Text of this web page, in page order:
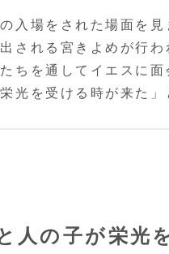
入場をされた場面を見
される宮きよめが行わ
ちを通してイエスに面
光を受ける時が来た」
の子が栄光